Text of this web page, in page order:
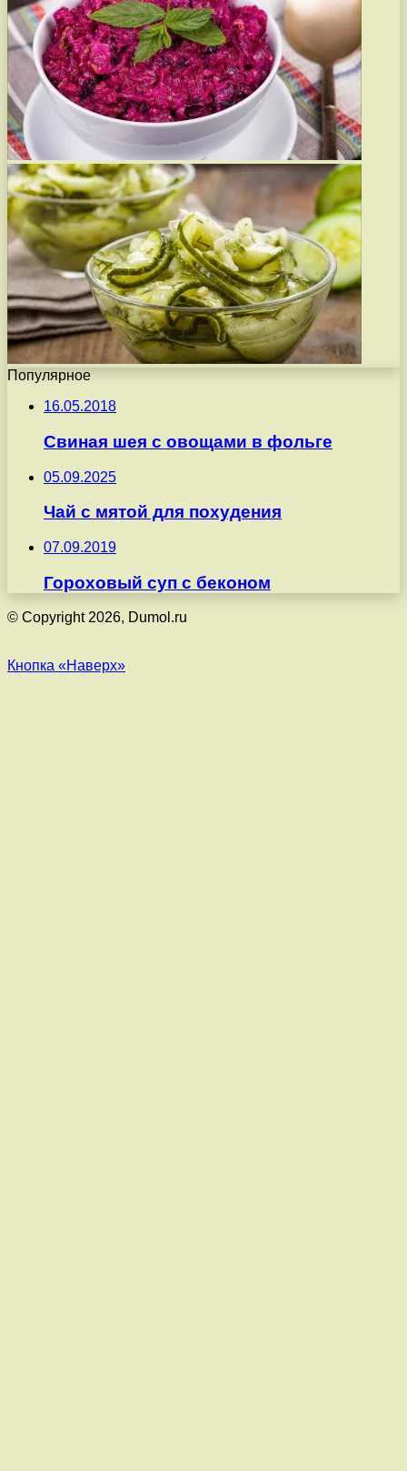
Популярное
16.05.2018
Свиная шея с овощами в фольге
05.09.2025
Чай с мятой для похудения
07.09.2019
Гороховый суп с беконом
© Copyright 2026, Dumol.ru
Кнопка «Наверх»